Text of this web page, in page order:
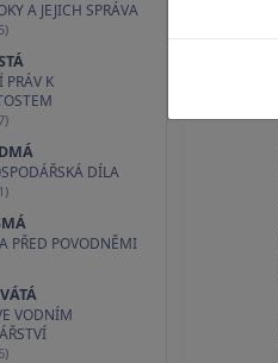
A JEJICH SPRÁVA
PRÁV K
DÍLA
PŘED POVODNĚMI
VODNÍM